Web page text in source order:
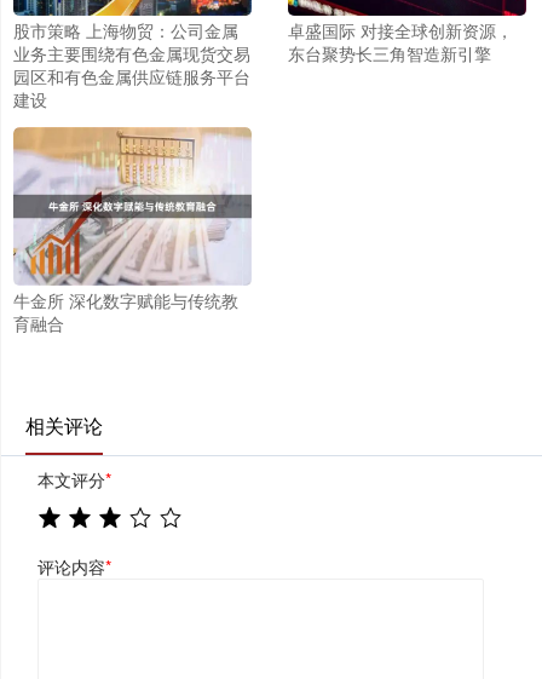
股市策略 上海物贸：公司金属
业务主要围绕有色金属现货交易
园区和有色金属供应链服务平台
建设
卓盛国际 对接全球创新资源，
东台聚势长三角智造新引擎
牛金所 深化数字赋能与传统教
育融合
相关评论
本文评分*
评论内容*